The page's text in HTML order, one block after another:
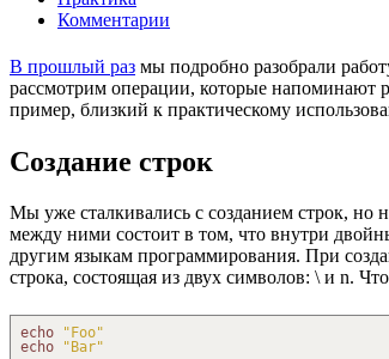
Комментарии
В прошлый раз мы подробно разобрали
рассмотрим операции, которые напоминают
пример, близкий к практическому
Создание строк
Мы уже сталкивались с созданием строк, но
между ними состоит в том, что внутри
другим языкам программирования. При
строка, состоящая из двух символов: \ и n.
echo
"Foo"
echo
"Bar"